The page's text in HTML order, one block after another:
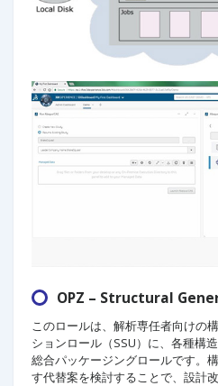
OPZ – Structural
このロールは、解析専任者向けの
ションロール（SSU）に、各種構
総合パッケージングロールです。
す代替案を検討することで、設計